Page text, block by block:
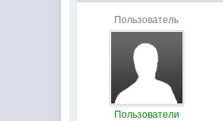
Пользователь
Пользователи